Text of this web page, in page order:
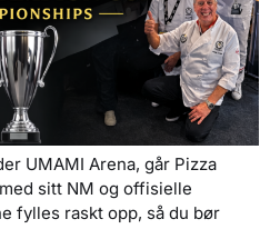
UMAMI Arena, går Pizza
sitt NM og offisielle
fylles raskt opp, så du bør